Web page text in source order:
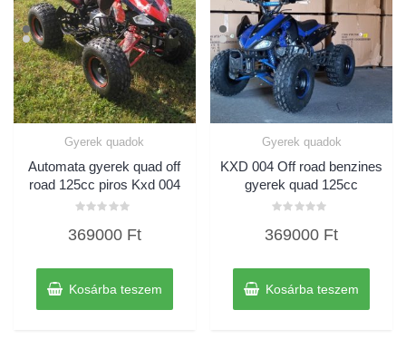
Gyerek quadok
Automata gyerek quad off
road 125cc piros Kxd 004
0
369000 Ft
Kosárba teszem
Gyerek quadok
KXD 004 Off road benzines
gyerek quad 125cc
0
369000 Ft
Kosárba teszem